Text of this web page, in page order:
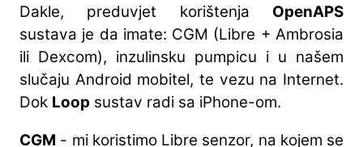
Dakle, preduvjet korištenja OpenAPS
sustava je da imate: CGM (Libre + Ambrosia
ili Dexcom), inzulinsku pumpicu i u našem
slučaju Android mobitel, te vezu na Internet.
Dok Loop sustav radi sa iPhone-om.
CGM - mi koristimo Libre senzor, na kojem se